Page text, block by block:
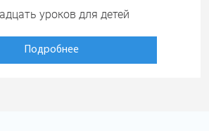
уроков для детей
Подробнее